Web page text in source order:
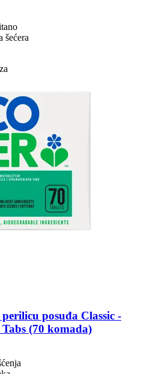
šećera
perilicu posuđa Classic -​
(70 komada)